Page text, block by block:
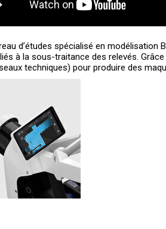
d’études spécialisé en modélisation
à la sous-traitance des relevés.
techniques) pour produire des